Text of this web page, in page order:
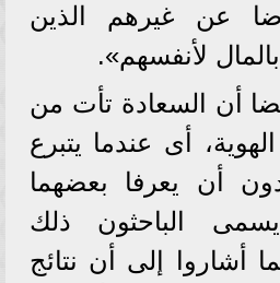
عن غيرهم الذين
بالمال لأنفسهم».
أن السعادة تأت من
أى عندما يتبرع
أن يعرفا بعضهما
الباحثون ذلك
أشاروا إلى أن نتائج